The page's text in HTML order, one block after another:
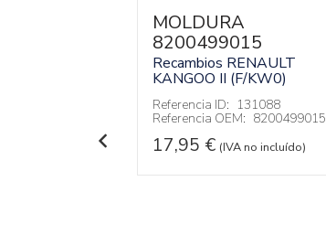
MOLDURA
8200499015
Recambios RENAULT
KANGOO II (F/KW0)
Referencia ID: 131088
Referencia OEM: 8200499015
17,95 € (IVA no incluído)